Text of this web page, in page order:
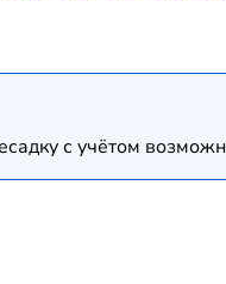
с учётом